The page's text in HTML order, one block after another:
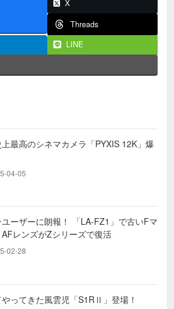
X
Threads
LINE
上最高のシネマカメラ「PYXIS 12K」爆
04-05
ーザーに朗報！ 「LA-FZ1」で古いFマ
レンズがZシリーズで復活
02-28
ってきた風雲児「S1RⅡ」登場！